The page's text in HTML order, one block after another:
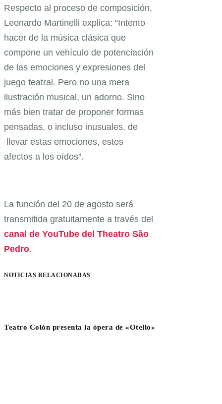
Respecto al proceso de composición,
Leonardo Martinelli explica: “Intento
hacer de la música clásica que
compone un vehículo de potenciación
de las emociones y expresiones del
juego teatral. Pero no una mera
ilustración musical, un adorno. Sino
más bien tratar de proponer formas
pensadas, o incluso inusuales, de
llevar estas emociones, estos
afectos a los oídos”.
La función del 20 de agosto será
transmitida gratuitamente a través del
canal de YouTube del Theatro São
Pedro.
NOTICIAS RELACIONADAS
Teatro Colón presenta la ópera de «Otello»